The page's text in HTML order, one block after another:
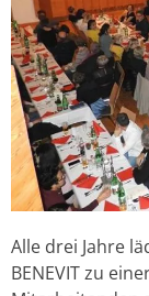
Alle drei Jahre
BENEVIT zu